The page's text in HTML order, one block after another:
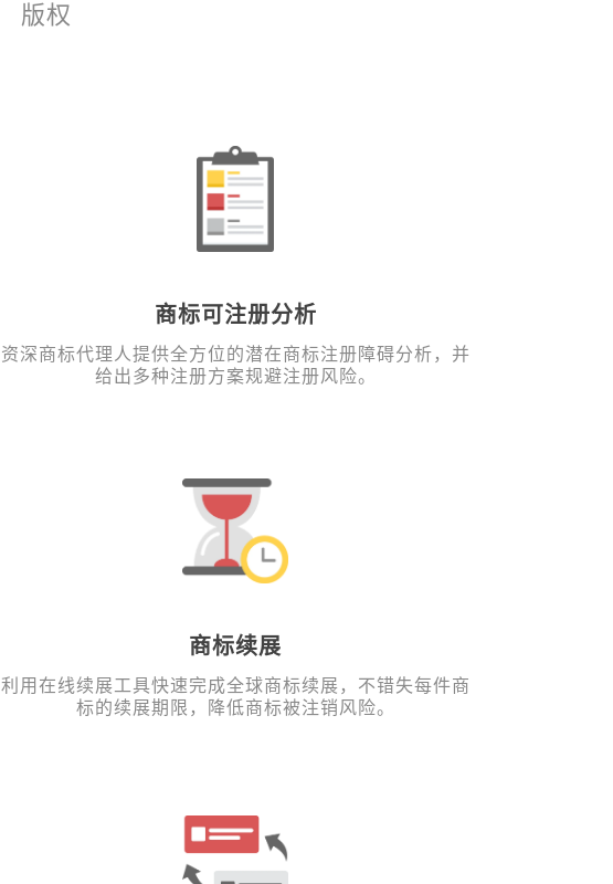
版权
商标可注册分析
资深商标代理人提供全方位的潜在商标注册障碍分析，并
给出多种注册方案规避注册风险。
商标续展
利用在线续展工具快速完成全球商标续展，不错失每件商
标的续展期限，降低商标被注销风险。